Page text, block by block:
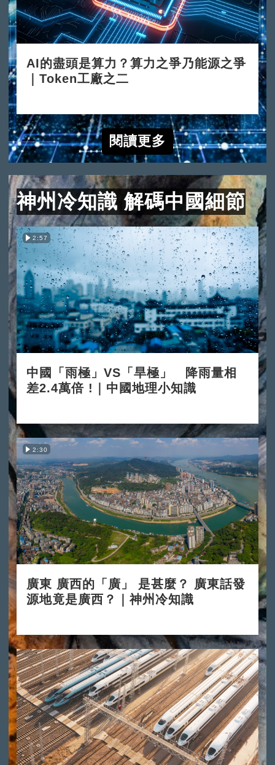
AI的盡頭是算力？算力之爭乃能源之爭
｜Token工廠之二
閱讀更多
神州冷知識 解碼中國細節
2:57
中國「雨極」VS「旱極」 降雨量相
差2.4萬倍 !｜中國地理小知識
2:30
廣東 廣西的「廣」 是甚麼？ 廣東話發
源地竟是廣西？｜神州冷知識